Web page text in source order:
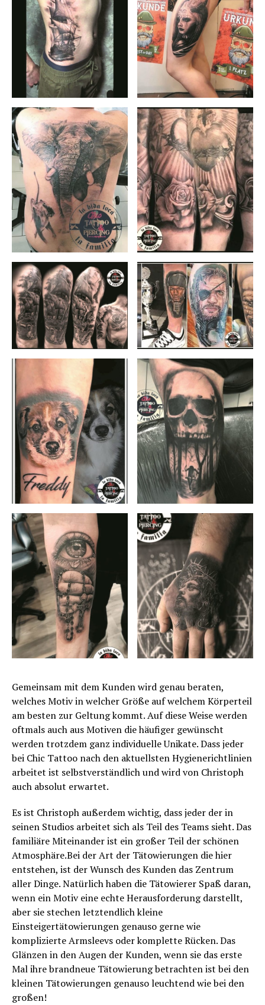
Gemeinsam mit dem Kunden wird genau beraten,
welches Motiv in welcher Größe auf welchem Körperteil
am besten zur Geltung kommt. Auf diese Weise werden
oftmals auch aus Motiven die häufiger gewünscht
werden trotzdem ganz individuelle Unikate. Dass jeder
bei Chic Tattoo nach den aktuellsten Hygienerichtlinien
arbeitet ist selbstverständlich und wird von Christoph
auch absolut erwartet.
Es ist Christoph außerdem wichtig, dass jeder der in
seinen Studios arbeitet sich als Teil des Teams sieht. Das
familiäre Miteinander ist ein großer Teil der schönen
Atmosphäre.Bei der Art der Tätowierungen die hier
entstehen, ist der Wunsch des Kunden das Zentrum
aller Dinge. Natürlich haben die Tätowierer Spaß daran,
wenn ein Motiv eine echte Herausforderung darstellt,
aber sie stechen letztendlich kleine
Einsteigertätowierungen genauso gerne wie
komplizierte Arm­sleevs oder komplette Rücken. Das
Glänzen in den Augen der Kunden, wenn sie das erste
Mal ihre brandneue Tätowierung betrachten ist bei den
kleinen Tätowierungen genauso leuchtend wie bei den
großen!